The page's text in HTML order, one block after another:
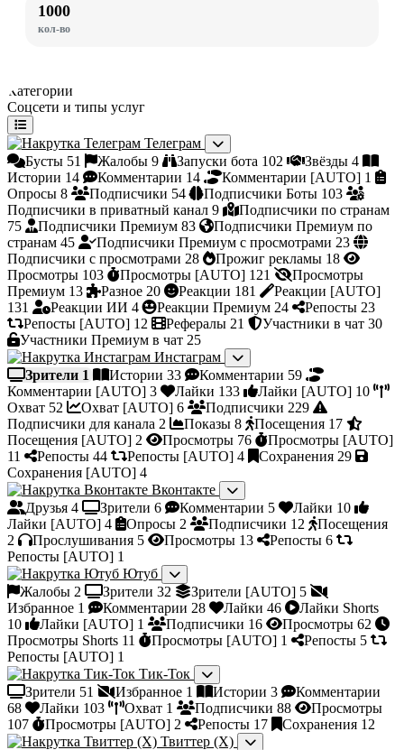
1000
кол-во
Категории
Соцсети и типы услуг
Телеграм
Бусты 51 Жалобы 9 Запуски бота 102 Звёзды 4
Истории 14 Комментарии 14 Комментарии [AUTO] 1
Опросы 8 Подписчики 54 Подписчики Боты 103
Подписчики в приватный канал 9
Подписчики по странам
75
Подписчики Премиум 83
Подписчики Премиум по
странам 45 Подписчики Премиум с просмотрами 23
Подписчики с просмотрами 28 Прожиг рекламы 18
Просмотры 103 Просмотры [AUTO] 121
Просмотры
Премиум 13 Разное 20 Реакции 181
Реакции [AUTO]
131
Реакции ИИ 4 Реакции Премиум 24 Репосты 23
Репосты [AUTO] 12 Рефералы 21 Участники в чат 30
Участники Премиум в чат 25
Инстаграм
Зрители 1 Истории 33 Комментарии 59
Комментарии [AUTO] 3 Лайки 133 Лайки [AUTO] 10
Охват 52 Охват [AUTO] 6 Подписчики 229
Подписчики для канала 2 Показы 8 Посещения 17
Посещения [AUTO] 2 Просмотры 76
Просмотры [AUTO]
11
Репосты 44 Репосты [AUTO] 4 Сохранения 29
Сохранения [AUTO] 4
Вконтакте
Друзья 4 Зрители 6 Комментарии 5 Лайки 10
Лайки [AUTO] 4 Опросы 2 Подписчики 12
Посещения
2
Прослушивания 5 Просмотры 13 Репосты 6
Репосты [AUTO] 1
Ютуб
Жалобы 2 Зрители 32 Зрители [AUTO] 5
Избранное 1 Комментарии 28 Лайки 46
Лайки Shorts
10
Лайки [AUTO] 1 Подписчики 16 Просмотры 62
Просмотры Shorts 11 Просмотры [AUTO] 1 Репосты 5
Репосты [AUTO] 1
Тик-Ток
Зрители 51 Избранное 1 Истории 3
Комментарии
68
Лайки 103 Охват 1 Подписчики 88
Просмотры
107
Просмотры [AUTO] 2 Репосты 17 Сохранения 12
Твиттер (X)